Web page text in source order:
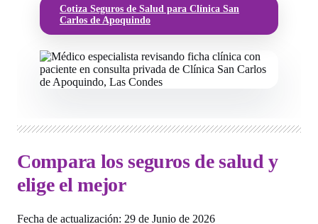
Cotiza Seguros de Salud para Clínica San
Carlos de Apoquindo
Compara los seguros de salud y
elige el mejor
Fecha de actualización: 29 de Junio de 2026